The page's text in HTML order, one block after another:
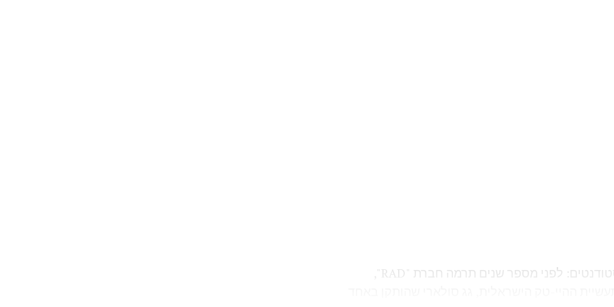
נשים, מנכ"ליות ארגונים חברתיים, ציבוריים,
עסקה בשילוב נשים בשירות הצבאי, פתיחת
לאחר שחרורה ניהלה את עמותת "עתידים",
וההנדסה. לאחר מכן שימשה שמונה שנים כראש
"מכבי טבעי". בנוסף, כיהנה ומכהנת כדירקטורית
להיות חלק מצמתי קבלת ההחלטות. לא כי הן
מנהיגות ערכית, רואה אדם, מחוללת מציאות".
התמורה לשמירה על הסביבה הופכת לסיוע לסטודנטים: לפני מספר שנים תרמה חברת "RAD",